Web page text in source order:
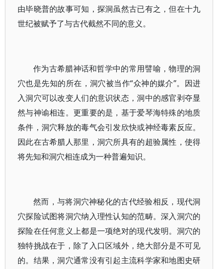
由毕晓普的故事可知，探洞虽然古已有之，但在十九
世纪被赋予了与古代截然不同的意义。
作为古希腊神话和哲学中的常用譬喻，物理的洞
穴也是先知的所在，洞穴被当作“众神的媒介”。因进
入洞穴可以改变人们的意识状态，洞中的感官剥夺显
然与神谕相连。更重要的是，基于爱琴海特殊的地质
条件，洞穴释放的毒气会引发欣快或神经毒素反应。
因此在古希腊人那里，洞穴所具有的超验属性，使得
将先知和洞穴相连成为一种普遍知识。
然而，与将洞穴神秘化的古代经验相反，现代洞
穴探险试图将洞穴纳入理性认知的范畴。深入洞穴的
探险在任何意义上都是一项绝对的现代发明。洞穴的
独特挑战在于，除了入口区域外，绝大部分是不可见
的。结果，洞穴通常没有引起主流科学家和地图史研